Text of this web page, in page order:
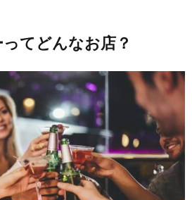
てどんなお店？